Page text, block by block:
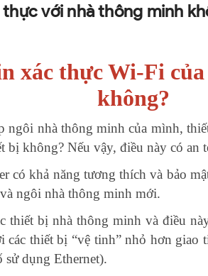
với nhà thông minh
xác thực Wi-Fi
không?
nhà thông minh của mình,
không? Nếu vậy, điều này có an
khả năng tương thích và bảo
ngôi nhà thông minh mới.
thiết bị nhà thông minh và điều
thiết bị “vệ tinh” nhỏ hơn giao
dụng Ethernet).